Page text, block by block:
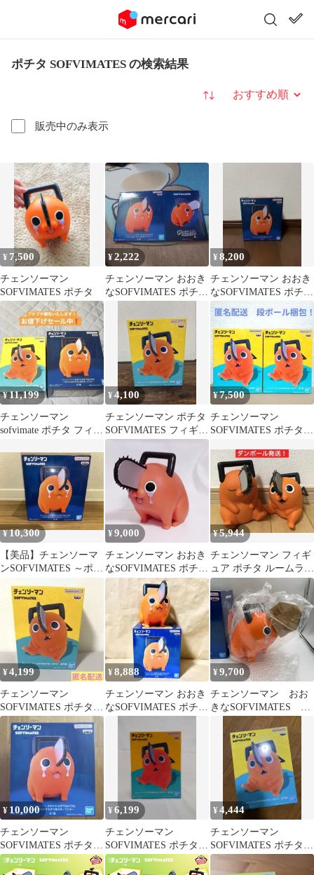
ポチタ SOFVIMATES の検索結果
販売中のみ表示
並び替え
¥ 7,500
チェンソーマン
SOFVIMATES ポチタ
¥2,222
チェンソーマン おおき
なSOFVIMATES ポチ
¥8,200
チェンソーマン おおき
なSOFVIMATES ポチタ
は泣きながら俺を待っ
ていた
¥11,199
チェンソーマン
sofvimate ポチタ フィギ
¥4,100
チェンソーマン ポチタ
SOFVIMATES フィギュ
ア
¥7,500
チェンソーマン
SOFVIMATES ポチタ
¥10,300
【美品】チェンソーマ
ンSOFVIMATES ～ポチ
っていた～
¥9,000
チェンソーマン おおき
なSOFVIMATES ポチタ
は泣きながら俺を待っ
ていた
¥5,944
チェンソーマン フィギ
ュア ポチタ ルームライ
ト SOFVIMATES
¥4,199
チェンソーマン
SOFVIMATES ポチタ
ソフビ フィギュア
¥8,888
チェンソーマン おおき
なSOFVIMATES ポチタ
ていた
¥9,700
チェンソーマン おお
きなSOFVIMATES ポ
チタは泣きながら俺を
待っていた プライ
ズ フィギュア バン
ダイ バンプレスト
（ME28-4768）
¥ 10,000
チェンソーマン
SOFVIMATES ポチタ
フィギュア
¥6,199
チェンソーマン
SOFVIMATES ポチタ
フィギュア
¥4,444
チェンソーマン
SOFVIMATES ポチタ
ソフビ フィギュア